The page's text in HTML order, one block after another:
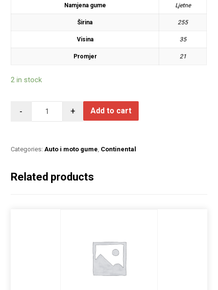
Namjena gume Ljetne
Širina 255
Visina 35
Promjer 21
2 in stock
- + Add to cart
Categories:Auto i moto gume, Continental
Related products